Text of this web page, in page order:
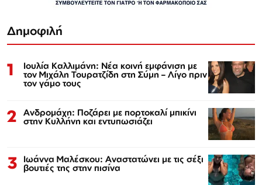
Δημοφιλή
1 Ιουλία Καλλιμάνη: Νέα κοινή εμφάνιση με
τον Μιχάλη Τουρατζίδη στη Σύμη – Λίγο πριν
τον γάμο τους
2 Ανδρομάχη: Ποζάρει με πορτοκαλί μπικίνι
στην Κυλλήνη και εντυπωσιάζει
3 Ιωάννα Μαλέσκου: Αναστατώνει με τις σέξι
βουτιές της στην πισίνα